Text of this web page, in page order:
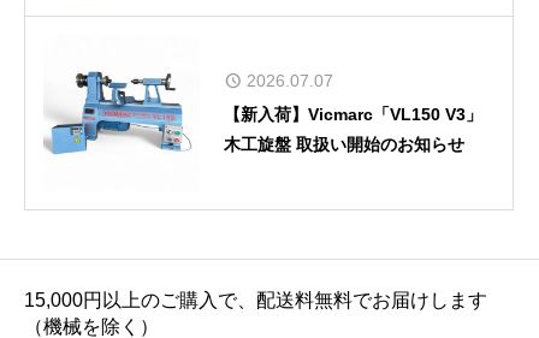
2026.07.07
【新入荷】Vicmarc「VL150 V3」
木工旋盤 取扱い開始のお知らせ
15,000円以上のご購入で、配送料無料でお届けします
（機械を除く）